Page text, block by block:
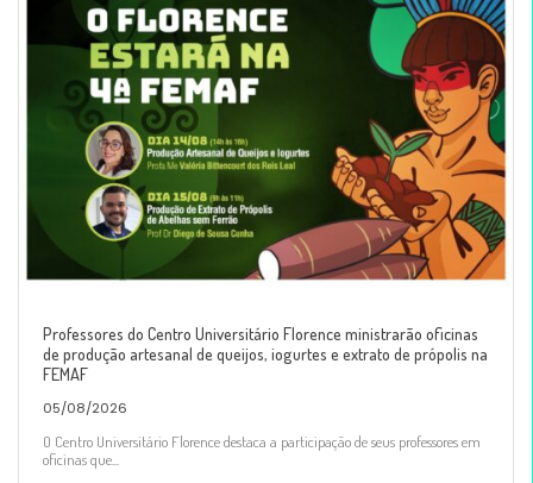
Professores do Centro Universitário Florence ministrarão oficinas
de produção artesanal de queijos, iogurtes e extrato de própolis na
FEMAF
05/08/2026
O Centro Universitário Florence destaca a participação de seus professores em
oficinas que...